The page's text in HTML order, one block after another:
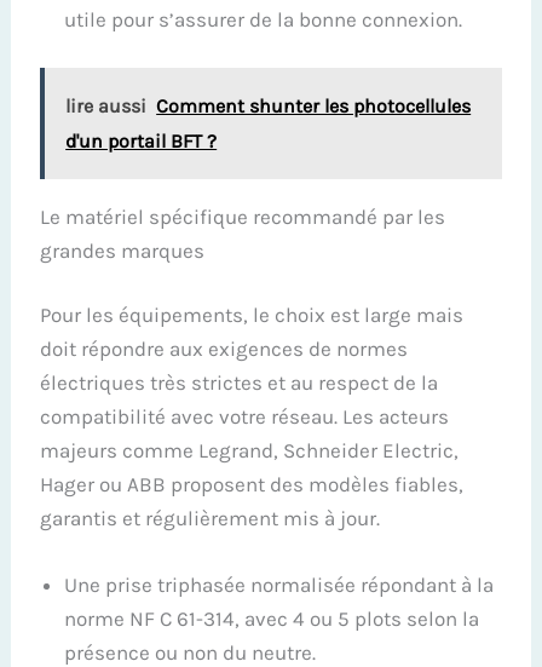
utile pour s’assurer de la bonne connexion.
lire aussi Comment shunter les photocellules
d'un portail BFT ?
Le matériel spécifique recommandé par les
grandes marques
Pour les équipements, le choix est large mais
doit répondre aux exigences de normes
électriques très strictes et au respect de la
compatibilité avec votre réseau. Les acteurs
majeurs comme Legrand, Schneider Electric,
Hager ou ABB proposent des modèles fiables,
garantis et régulièrement mis à jour.
Une prise triphasée normalisée répondant à la
norme NF C 61-314, avec 4 ou 5 plots selon la
présence ou non du neutre.